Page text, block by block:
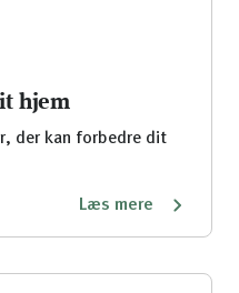
hjem
der kan forbedre dit
Læs mere